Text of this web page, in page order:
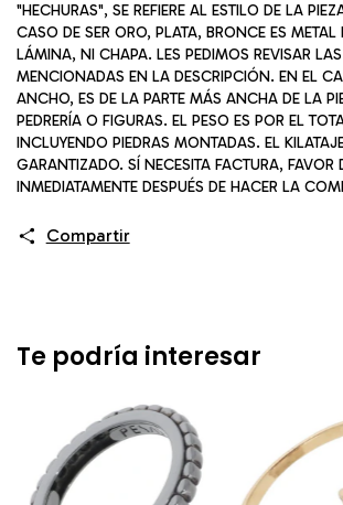
"HECHURAS", SE REFIERE AL ESTILO DE LA
CASO DE SER ORO, PLATA, BRONCE ES METAL
LÁMINA, NI CHAPA. LES PEDIMOS REVISAR
MENCIONADAS EN LA DESCRIPCIÓN. EN EL
ANCHO, ES DE LA PARTE MÁS ANCHA DE LA
PEDRERÍA O FIGURAS. EL PESO ES POR EL
INCLUYENDO PIEDRAS MONTADAS. EL
GARANTIZADO. SÍ NECESITA FACTURA, FAVOR
INMEDIATAMENTE DESPUÉS DE HACER LA
Compartir
Te podría interesar